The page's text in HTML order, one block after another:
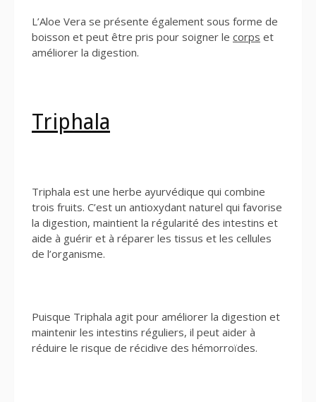
L’Aloe Vera se présente également sous forme de
boisson et peut être pris pour soigner le corps et
améliorer la digestion.
Triphala
Triphala est une herbe ayurvédique qui combine
trois fruits. C’est un antioxydant naturel qui favorise
la digestion, maintient la régularité des intestins et
aide à guérir et à réparer les tissus et les cellules
de l’organisme.
Puisque Triphala agit pour améliorer la digestion et
maintenir les intestins réguliers, il peut aider à
réduire le risque de récidive des hémorroïdes.